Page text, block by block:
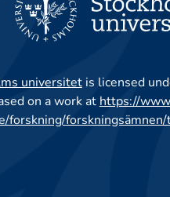
universitetis licensed
on a work at https://
forskning/forskningsämnen/